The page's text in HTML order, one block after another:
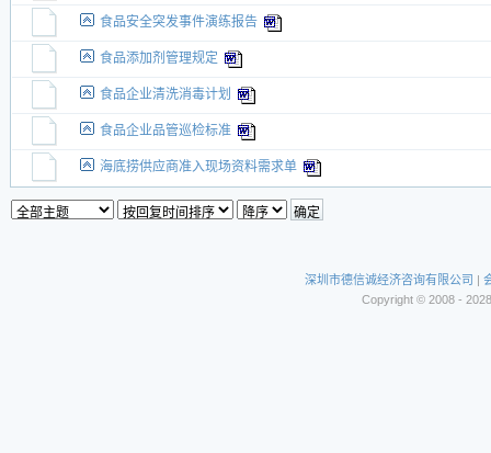
食品安全突发事件演练报告
食品添加剂管理规定
食品企业清洗消毒计划
食品企业品管巡检标准
海底捞供应商准入现场资料需求单
深圳市德信诚经济咨询有限公司 |
Copyright © 2008 -